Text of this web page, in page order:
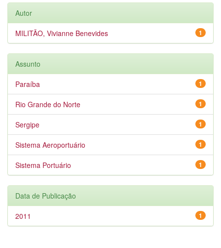
Autor
1
MILITÃO, Vivianne Benevides
Assunto
1
Paraíba
1
Rio Grande do Norte
1
Sergipe
1
Sistema Aeroportuário
1
Sistema Portuário
Data de Publicação
1
2011